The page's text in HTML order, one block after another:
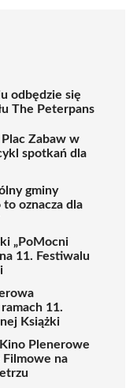
odbędzie się
The Peterpans
Zabaw w
spotkań dla
gminy
to oznacza dla
„PoMocni
11. Festiwalu
11.
Książki
Plenerowe
Filmowe na